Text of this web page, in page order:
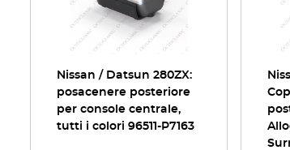
Nissan / Datsun 280ZX:
posacenere posteriore
per console centrale,
tutti i colori 96511-P7163